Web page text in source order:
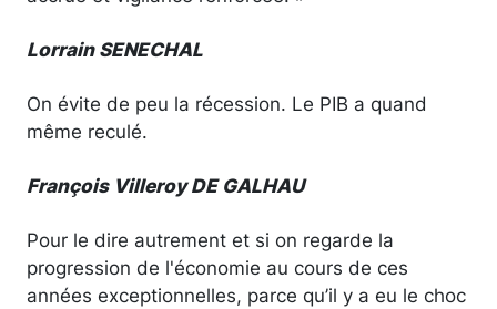
Lorrain SENECHAL
On évite de peu la récession. Le PIB a quand
même reculé.
François Villeroy DE GALHAU
Pour le dire autrement et si on regarde la
progression de l'économie au cours de ces
années exceptionnelles, parce qu’il y a eu le choc